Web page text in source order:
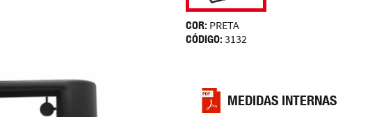
COR: PRETA
CÓDIGO: 3132
MEDIDAS INTERNAS